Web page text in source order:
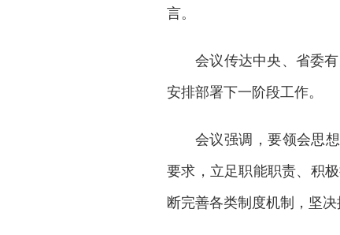
言。
会议传达中央、省委
安排部署下一阶段工作。
会议强调，要领会思
要求，立足职能职责、积
断完善各类制度机制，坚